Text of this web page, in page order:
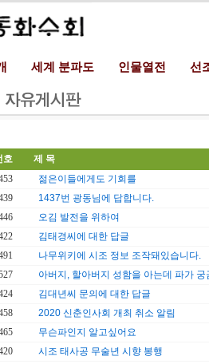
세계 분파도 인물열전 선
호
제 목
젊은이들에게도 기회를
1437번 광동님에 답합니다.
오김 발전을 위하여
김태경씨에 대한 답글
나무위키에 시조 정보 조작돼있습니다.
아버지, 할아버지 성함을 아는데 파가
김대년씨 문의에 대한 답글
2020 신춘인사회 개최 취소 알림
무슨파인지 알고싶어요
시조 태사공 무술년 시향 봉행